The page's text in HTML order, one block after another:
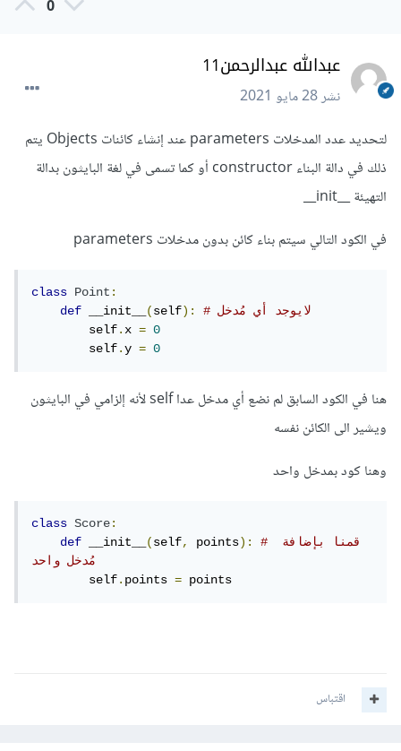
0
عبدالله عبدالرحمن11
نشر28 مايو 2021
لتحديد عدد المدخلات parameters عند إنشاء كائنات Objects يتم
ذلك في دالة البناء constructor أو كما تسمى في لغة البايثون بدالة
التهيئة __init__
في الكود التالي سيتم بناء كائن بدون مدخلات parameters
class Point:
def
__init__(self):
# لايوجد أي مُدخل
        self
.x =
0
        self
.y = 0
هنا في الكود السابق لم نضع أي مدخل عدا self لأنه إلزامي في البايثون
ويشير الى الكائن نفسه
وهنا كود بمدخل واحد
class Score:
def
__init__(self, points):
# قمنا بإضافة
مُدخل واحد
        self
.points = points
اقتباس